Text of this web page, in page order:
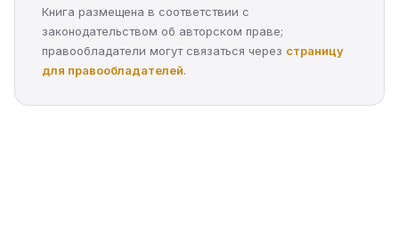
Книга размещена в соответствии с
законодательством об авторском праве;
правообладатели могут связаться через страницу
для правообладателей.